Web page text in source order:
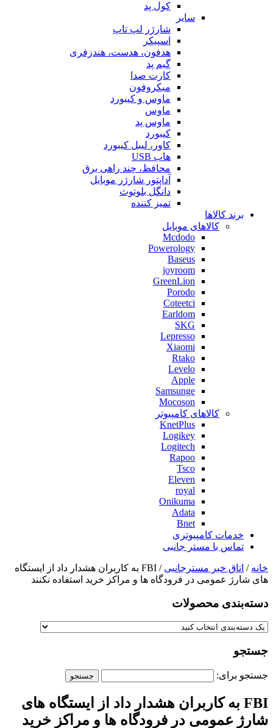
کول پد
سایر
شارژر لپ تاپ
اسپیکر
هدفون، هدست، هندزفری
گیم پد
کارت صدا
میکروفون
ماوس و کیبورد
ماوس
ماوس پد
کیبورد
کاور، لیبل کیبورد
هاب USB
محافظ، چند راهی برق
آداپتور شارژر موبایل
دانگل بلوتوث
تمیز کننده
برند کالاها
کالاهای موبایل
Mcdodo
Powerology
Baseus
joyroom
GreenLion
Porodo
Coteetci
Earldom
SKG
Lepresso
Xiaomi
Rtako
Levelo
Apple
Samsunge
Mocoson
کالاهای کامپیوتر
KnetPlus
Logikey
Logitech
Rapoo
Tsco
Eleven
royal
Onikuma
Adata
Bnet
خدمات کامپیوتری
تماس با مستر جانبی
خانه / اتاق خبر مسترجانبی
/ FBI به کاربران هشدار داد از ایستگاه
های شارژ عمومی در فرودگاه ها و مراکز خرید استفاده نکنند
دسته‌بندی‌ محصولات
جستجو
جستجو برای:
FBI به کاربران هشدار داد از ایستگاه های
شارژ عمومی در فرودگاه ها و مراکز خرید